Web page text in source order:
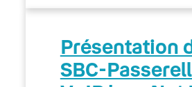
Présentation
SBC-